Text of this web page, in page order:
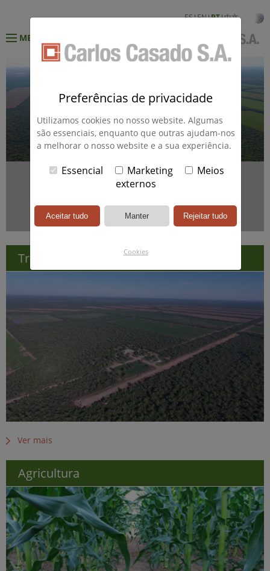
ES EN PT 中文
MENÚ
Preferências de privacidade
Utilizamos cookies no nosso website. Algumas
são essenciais, enquanto que outras ajudam-nos
a melhorar o nosso website e a sua experiência.
Essencial Marketing
Meios
externos
Cookies
Transformação de Terras
Ver mais
Agricultura